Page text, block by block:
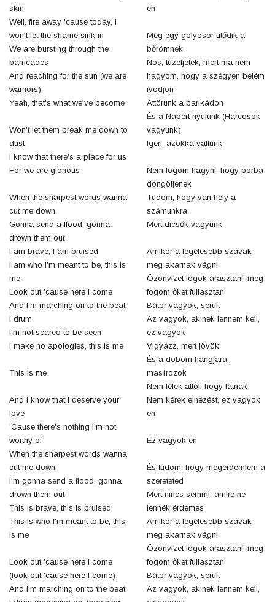
skin
Well, fire away 'cause today, I
won't let the shame sink in
We are bursting through the
barricades
And reaching for the sun (we are
warriors)
Yeah, that's what we've become
Won't let them break me down to
dust
I know that there's a place for us
For we are glorious
When the sharpest words wanna
cut me down
Gonna send a flood, gonna
drown them out
I am brave, I am bruised
I am who I'm meant to be, this is
me
Look out 'cause here I come
And I'm marching on to the beat
I drum
I'm not scared to be seen
I make no apologies, this is me
This is me
And I know that I deserve your
love
'Cause there's nothing I'm not
worthy of
When the sharpest words wanna
cut me down
I'm gonna send a flood, gonna
drown them out
This is brave, this is bruised
This is who I'm meant to be, this
is me
Look out 'cause here I come
(look out 'cause here I come)
And I'm marching on to the beat
én
Még egy golyósor ütődik a
bőrömnek
Nos, tüzeljetek, mert ma nem
hagyom, hogy a szégyen belém
ivódjon
Áttörünk a barikádon
És a Napért nyúlunk (Harcosok
vagyunk)
Igen, azokká váltunk
Nem fogom hagyni, hogy porba
döngöljenek
Tudom, hogy van hely a
számunkra
Mert dicsők vagyunk
Amikor a legélesebb szavak
meg akarnak vágni
Özönvizet fogok árasztani, meg
fogom őket fullasztani
Bátor vagyok, sérült
Az vagyok, akinek lennem kell,
ez vagyok
Vigyázz, mert jövök
És a dobom hangjára
masírozok
Nem félek attól, hogy látnak
Nem kérek elnézést, ez vagyok
én
Ez vagyok én
És tudom, hogy megérdemlem a
szereteted
Mert nincs semmi, amire ne
lennék érdemes
Amikor a legélesebb szavak
meg akarnak vágni
Özönvizet fogok árasztani, meg
fogom őket fullasztani
Bátor vagyok, sérült
Az vagyok, akinek lennem kell,